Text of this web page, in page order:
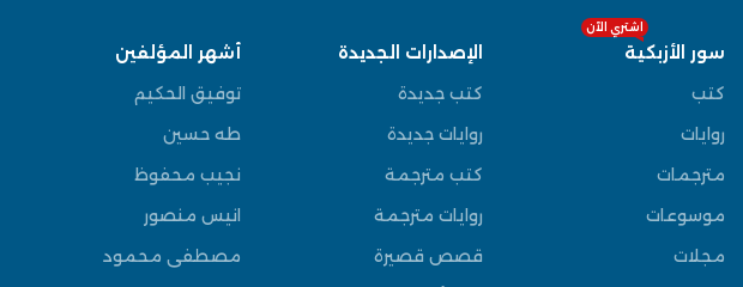
سور الأزبكية
اشتري الآن
كتب
روايات
مترجمات
موسوعات
مجلات
الإصدارات الجديدة
كتب جديدة
روايات جديدة
كتب مترجمة
روايات مترجمة
قصص قصيرة
أشهر المؤلفين
توفيق الحكيم
طه حسين
نجيب محفوظ
انيس منصور
مصطفى محمود